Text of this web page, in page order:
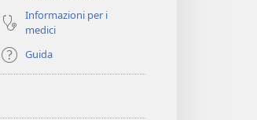
Informazioni per i
medici
Guida